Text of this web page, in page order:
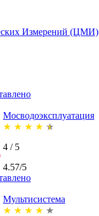
Измерений (ЦМИ)
Мосводоэксплуатация
★ ★ ★ ★ ★
4 / 5
4.57/5
Мультисистема
★ ★ ★ ★ ★